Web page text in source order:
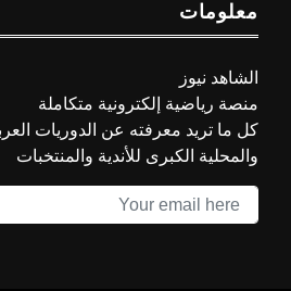
معلومات
الشاهد نيوز
منصة رياضية إلكترونية متكاملة
كل ما تريد معرفته عن الدوريات
والمحلية الكبرى للأندية والمنتخبات